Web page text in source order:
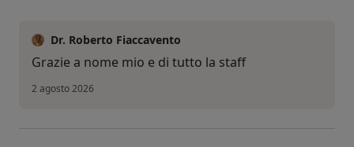
Dr. Roberto Fiaccavento
Grazie a nome mio e di tutto la staff
2 agosto 2026